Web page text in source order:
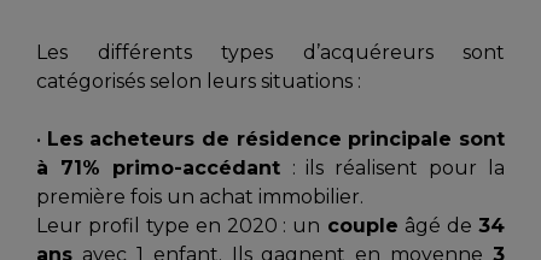
Les différents types d’acquéreurs sont
catégorisés selon leurs situations :
• Les acheteurs de résidence principale sont
à 71% primo-accédant : ils réalisent pour la
première fois un achat immobilier.
Leur profil type en 2020 : un couple âgé de34
ans avec 1 enfant. Ils gagnent en moyenne 3